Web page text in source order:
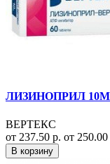
ЛИЗИНОПРИЛ
ВЕРТЕКС
от 237.50 р. от 250.00
В корзину